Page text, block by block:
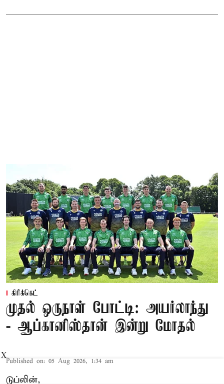
கிரிக்கெட்
முதல் ஒருநாள் போட்டி: அயர்லாந்து
- ஆப்கானிஸ்தான் இன்று மோதல்
Published on: 05 Aug 2026, 1:34 am
டுப்லின்,
X